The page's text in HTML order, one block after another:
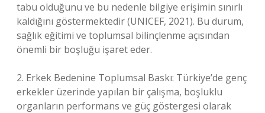
tabu olduğunu ve bu nedenle bilgiye erişimin sınırlı
kaldığını göstermektedir (UNICEF, 2021). Bu durum,
sağlık eğitimi ve toplumsal bilinçlenme açısından
önemli bir boşluğu işaret eder.
2. Erkek Bedenine Toplumsal Baskı: Türkiye’de genç
erkekler üzerinde yapılan bir çalışma, boşluklu
organların performans ve güç göstergesi olarak